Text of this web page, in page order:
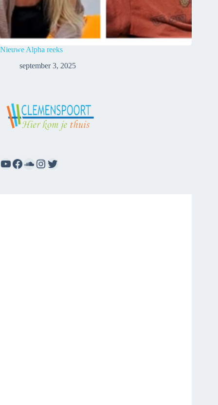
Nieuwe Alpha reeks
september 3, 2025
YouTube
Facebook
SoundCloud
Instagram
Twitter